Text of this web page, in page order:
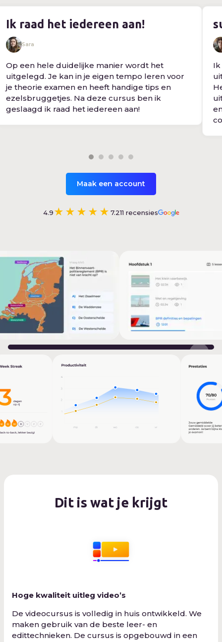
Ik raad het iedereen aan!
Sara
Op een hele duidelijke manier wordt het
uitgelegd. Je kan in je eigen tempo leren voor
je theorie examen en heeft handige tips en
ezelsbruggetjes. Na deze cursus ben ik
geslaagd ik raad het iedereen aan!
Ik
Maak een account
4.9★★★★★ 7.211 recensies
Dit is wat je krijgt
Hoge kwaliteit uitleg video’s
De videocursus is volledig in huis ontwikkeld. We
maken gebruik van de beste leer- en
edittechnieken. De cursus is opgebouwd in een